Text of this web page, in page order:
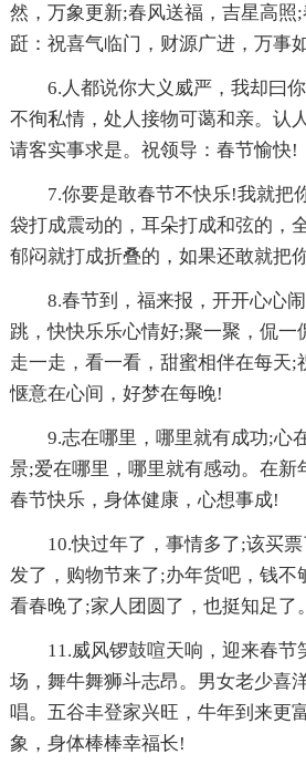
然，万象更新;春风送福，吉星高照
跹：祝喜气临门，财源广进，万事
6.人都说你大义威严，我却曰
不徇私情，处人接物可蔼和亲。认
请客实事求是。祝领导：春节愉快!
7.你要是敢春节不快乐!我就把
袋打成震动的，耳朵打成和弦的，
郁闷就打成折叠的，如果还敢就把
8.春节到，福来报，开开心心
跳，快快乐乐心情好;聚一聚，侃一
走一走，看一看，甜蜜相伴在每天;
惬意在心间，好梦在每晚!
9.志在哪里，哪里就有成功;心
景;爱在哪里，哪里就有感动。在新
春节快乐，身体健康，心想事成!
10.快过年了，事情多了;该买
发了，购物节来了;办年货吧，钱不
看春晚了;家人团圆了，也挺知足了
11.威风锣鼓喧天响，迎来春节
场，舞牛舞狮斗志昂。男女老少喜
唱。五谷丰登家兴旺，牛年到来更
象，身体棒棒幸福长!